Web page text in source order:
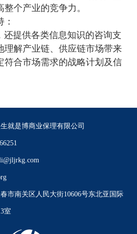
个产业的竞争力。
还提供各类信息知识的咨询支
理解产业链、供应链市场带来
符合市场需求的战略计划及信
生就是博商业保理有限公司
春市南关区人民大街10606号东北亚国际
室